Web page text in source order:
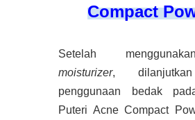
Compact
Setelah menggunakan
moisturizer,
penggunaan bedak
Puteri Acne Compact